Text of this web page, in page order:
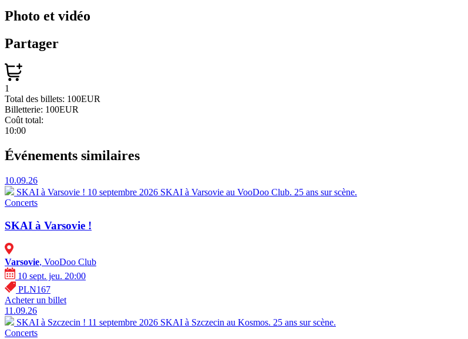
Photo et vidéo
Partager
1
Total des billets: 100EUR
Billetterie: 100EUR
Coût total:
10:00
Événements similaires
10.09.26
SKAI à Varsovie ! 10 septembre 2026 SKAI à Varsovie au VooDoo Club. 25 ans sur scène.
Concerts
SKAI à Varsovie !
Varsovie, VooDoo Club
10 sept. jeu. 20:00
PLN167
Acheter un billet
11.09.26
SKAI à Szczecin ! 11 septembre 2026 SKAI à Szczecin au Kosmos. 25 ans sur scène.
Concerts